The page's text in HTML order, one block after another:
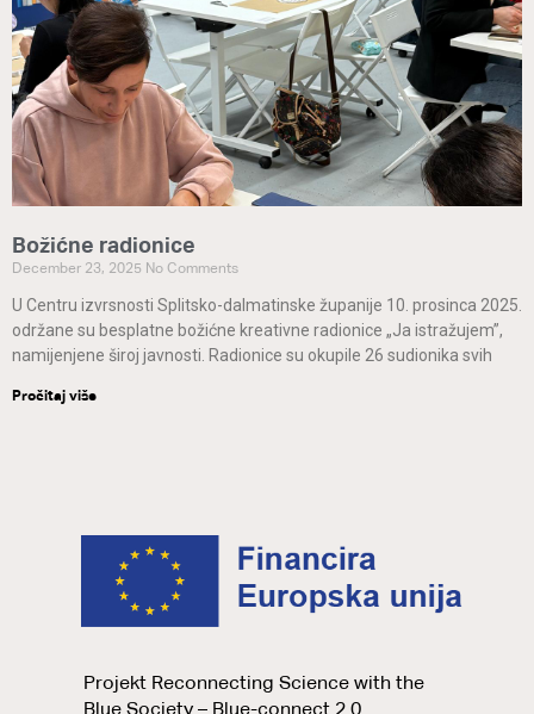
Božićne radionice
December 23, 2025 No Comments
U Centru izvrsnosti Splitsko-dalmatinske županije 10. prosinca 2025.
održane su besplatne božićne kreativne radionice „Ja istražujem”,
namijenjene široj javnosti. Radionice su okupile 26 sudionika svih
Pročitaj više
Projekt Reconnecting Science with the
Blue Society – Blue-connect 2.0